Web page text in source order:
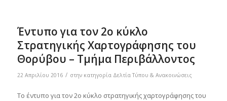
Έντυπο για τον 2ο κύκλο
Στρατηγικής Χαρτογράφησης του
Θορύβου – Τμήμα Περιβάλλοντος
22 Απριλίου 2016 / στην κατηγορία Δελτία Τύπου & Ανακοινώσεις
Το έντυπο για τον 2ο κύκλο στρατηγικής χαρτογράφησης του